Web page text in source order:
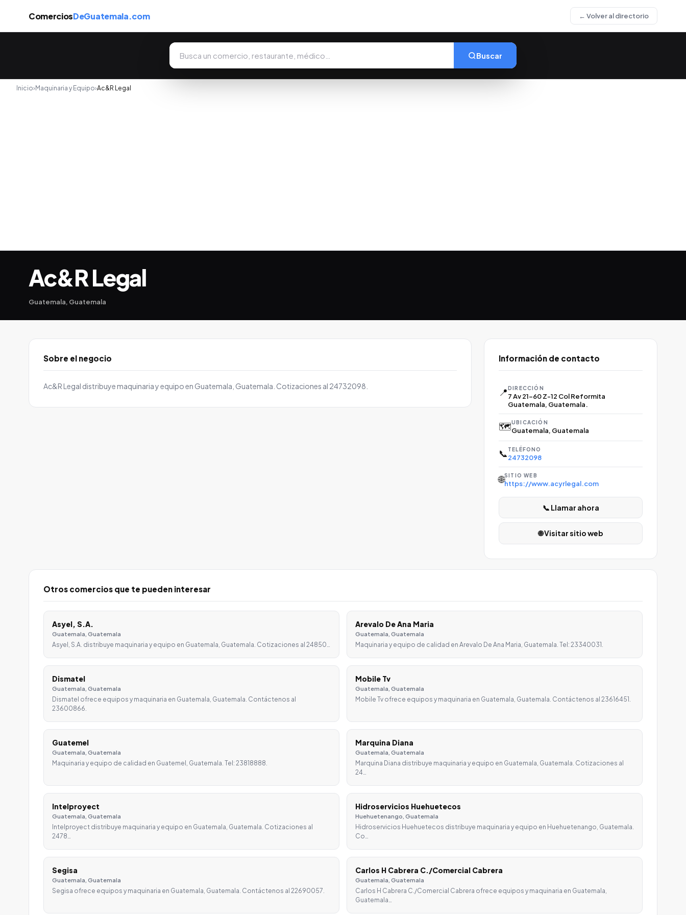
ComerciosDeGuatemala.com ← Volver al directorio
Buscar
Inicio› Maquinaria y Equipo›Ac&R Legal
Ac&R Legal
Guatemala, Guatemala
Sobre el negocio
Ac&R Legal distribuye maquinaria y equipo en Guatemala, Guatemala. Cotizaciones al 24732098.
Información de contacto
📍DIRECCIÓN
7 Av 21-60 Z-12 Col Reformita
Guatemala, Guatemala.
🗺️UBICACIÓN
Guatemala, Guatemala
📞 TELÉFONO
24732098
🌐SITIO WEB
https://www.acyrlegal.com
📞 Llamar ahora
🌐 Visitar sitio web
Otros comercios que te pueden interesar
Asyel, S.A.
Guatemala, Guatemala
Asyel, S.A. distribuye maquinaria y equipo en Guatemala, Guatemala. Cotizaciones al 24850…
Arevalo De Ana Maria
Guatemala, Guatemala
Maquinaria y equipo de calidad en Arevalo De Ana Maria, Guatemala. Tel: 23340031.
Dismatel
Guatemala, Guatemala
Dismatel ofrece equipos y maquinaria en Guatemala, Guatemala. Contáctenos al
23600866.
Mobile Tv
Guatemala, Guatemala
Mobile Tv ofrece equipos y maquinaria en Guatemala, Guatemala. Contáctenos al 23616451.
Guatemel
Guatemala, Guatemala
Maquinaria y equipo de calidad en Guatemel, Guatemala. Tel: 23818888.
Marquina Diana
Guatemala, Guatemala
Marquina Diana distribuye maquinaria y equipo en Guatemala, Guatemala. Cotizaciones al
24…
Intelproyect
Guatemala, Guatemala
Intelproyect distribuye maquinaria y equipo en Guatemala, Guatemala. Cotizaciones al
2478…
Hidroservicios Huehuetecos
Huehuetenango, Guatemala
Hidroservicios Huehuetecos distribuye maquinaria y equipo en Huehuetenango, Guatemala.
Co…
Segisa
Guatemala, Guatemala
Segisa ofrece equipos y maquinaria en Guatemala, Guatemala. Contáctenos al 22690057.
Carlos H Cabrera C./Comercial Cabrera
Guatemala, Guatemala
Carlos H Cabrera C./Comercial Cabrera ofrece equipos y maquinaria en Guatemala,
Guatemala…